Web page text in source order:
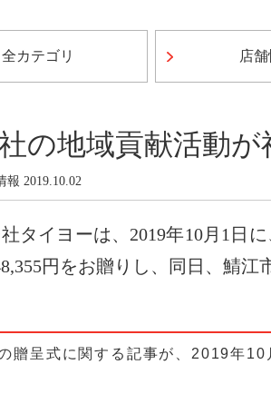
全カテゴリ 店
の地域貢献活動
報 2019.10.02
タイヨーは、2019年10月1日
円をお贈りし、同日、鯖
贈呈式に関する記事が、2019年